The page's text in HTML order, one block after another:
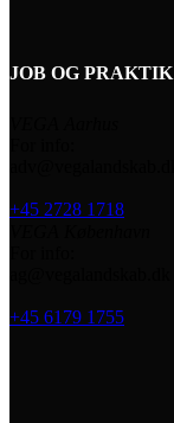
JOB OG PRAKTIK
+45 2728 1718
+45 6179 1755